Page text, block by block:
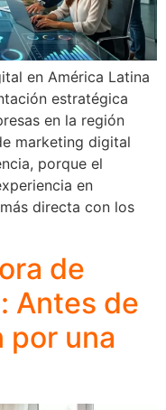
en América Latina
estratégica
en la región
marketing digital
porque el
en
directa con los
de
Antes de
por una